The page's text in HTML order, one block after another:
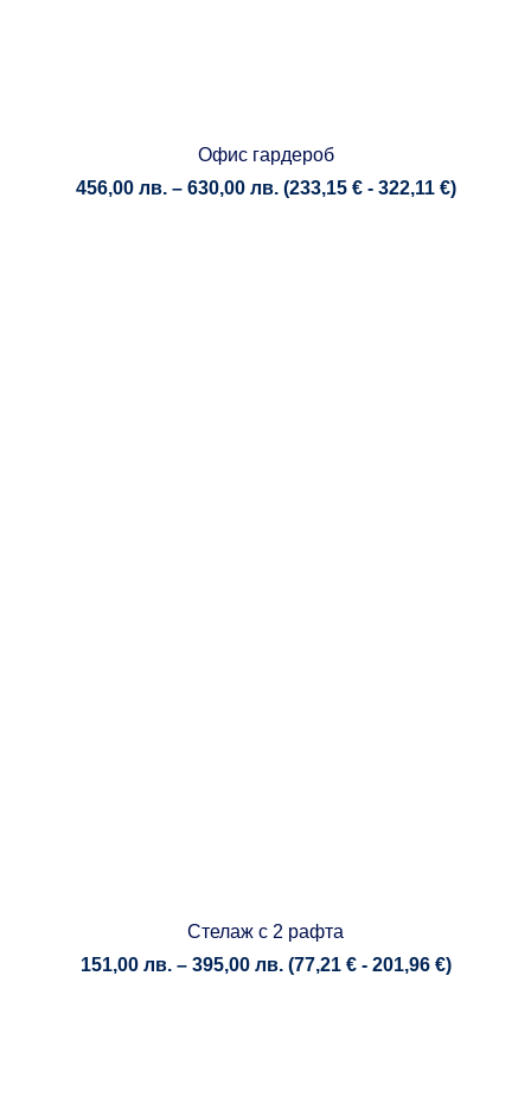
Офис гардероб
456,00 лв. – 630,00 лв.Price
(233,15 €- 322,11 €)
Стелаж с 2 рафта
151,00 лв. – 395,00 лв. Price
(77,21 €- 201,96 €)